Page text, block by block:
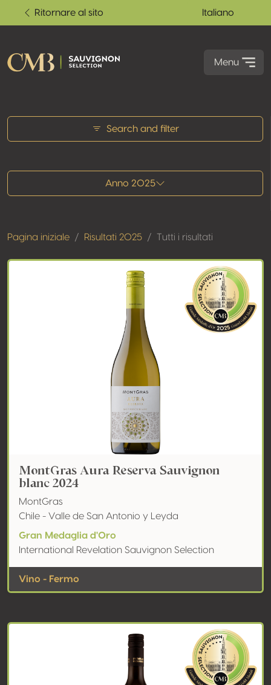
Ritornare al sito Italiano
Menu
Search and filter
Anno 2025
Pagina iniziale Risultati 2025 Tutti i risultati
MontGras Aura Reserva Sauvignon
blanc 2024
MontGras
Chile - Valle de San Antonio y Leyda
Gran Medaglia d'Oro
International Revelation Sauvignon Selection
Vino - Fermo